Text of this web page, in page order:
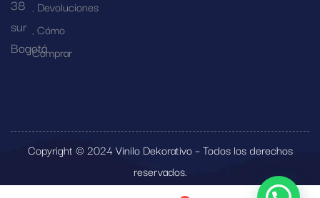
38
sur
Bogotá
Devoluciones
Cómo
Comprar
Copyright © 2024 Vinilo Dekorativo – Todos los derechos
reservados.